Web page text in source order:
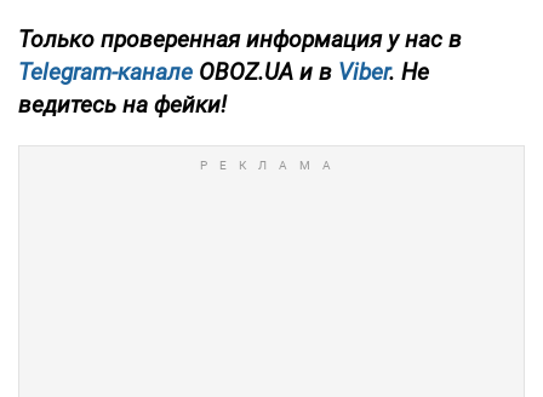
Только проверенная информация у нас в
Telegram-канале OBOZ.UA и в Viber. Не
ведитесь на фейки!